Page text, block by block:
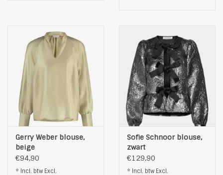
Gerry Weber blouse,
beige
€94,90
* Incl. btw Excl.
Sofie Schnoor blouse,
zwart
€129,90
* Incl. btw Excl.